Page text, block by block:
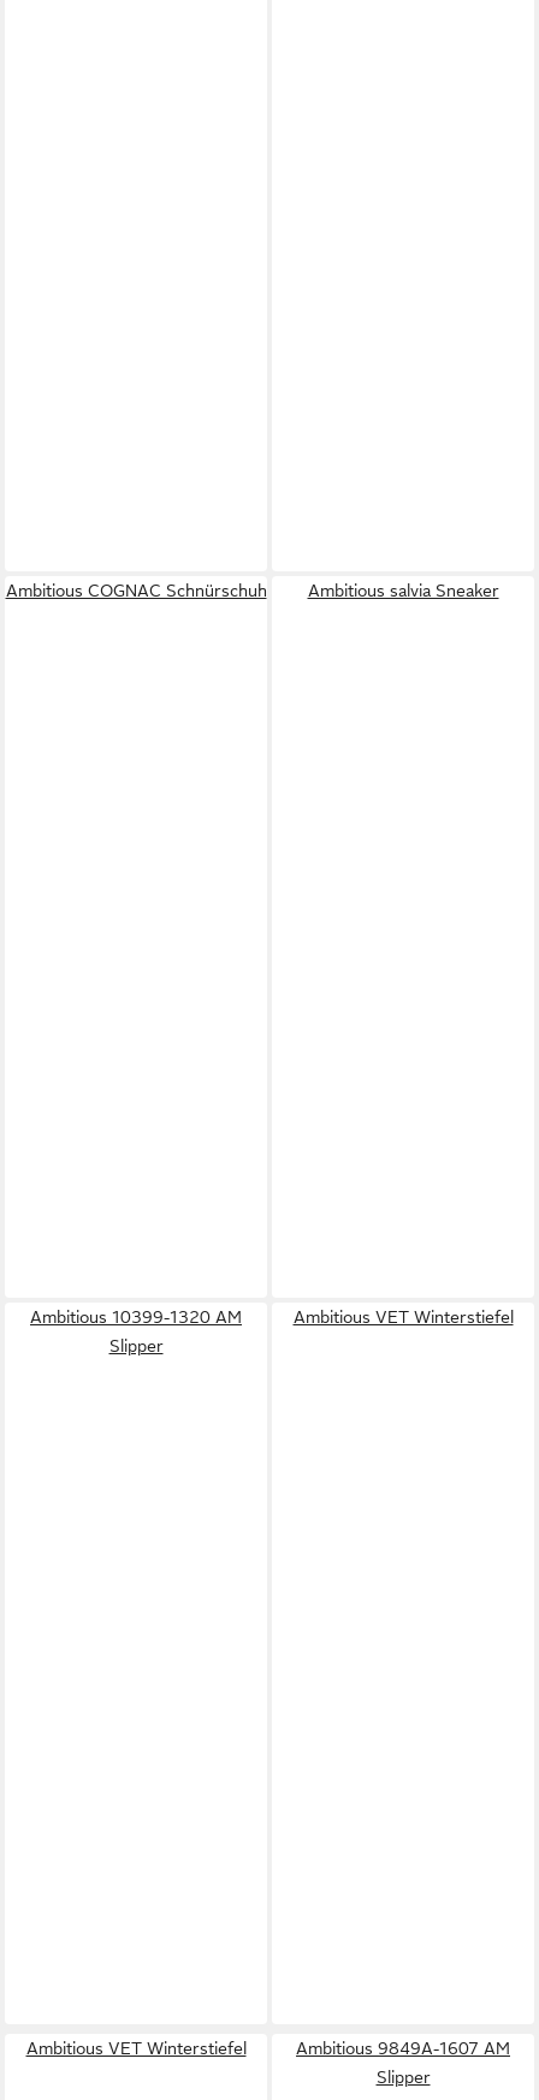
Ambitious COGNAC Schnürschuh Ambitious salvia Sneaker
Ambitious 10399-1320 AM
Slipper
Ambitious VET Winterstiefel
Ambitious VET Winterstiefel
Ambitious 9849A-1607 AM
Slipper